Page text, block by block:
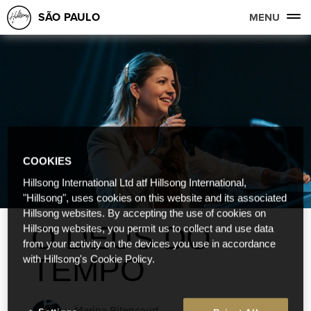
SÃO PAULO MENU
O DEUS DO
TEMPO
COOKIES
Hillsong International Ltd atf Hillsong International,
"Hillsong", uses cookies on this website and its associated
Hillsong websites. By accepting the use of cookies on
Hillsong websites, you permit us to collect and use data
from your activity on the devices you use in accordance
with Hillsong's Cookie Policy.